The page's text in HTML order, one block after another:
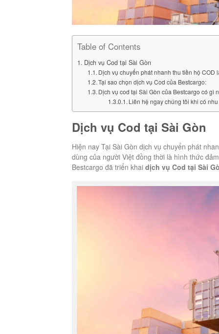
Table of Contents
Dịch vụ Cod tại Sài Gòn
Dịch vụ chuyển phát nhanh thu tiền hộ COD
Tại sao chọn dịch vụ Cod của Bestcargo:
Dịch vụ cod tại Sài Gòn của Bestcargo có gì
Liên hệ ngay chúng tôi khi có
Dịch vụ Cod tại Sài Gòn
Hiện nay Tại Sài Gòn dịch vụ chuyển phát
dùng của người Việt đồng thời là hình thức
Bestcargo đã triển khai dịch vụ Cod tại Sài